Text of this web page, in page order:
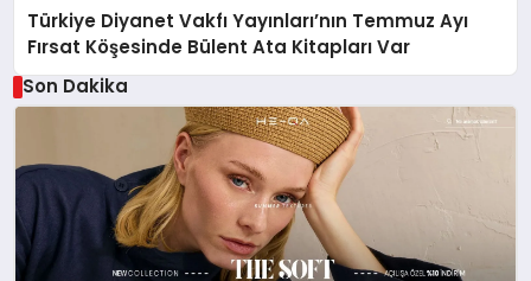
Türkiye Diyanet Vakfı Yayınları’nın Temmuz Ayı
Fırsat Köşesinde Bülent Ata Kitapları Var
Son Dakika